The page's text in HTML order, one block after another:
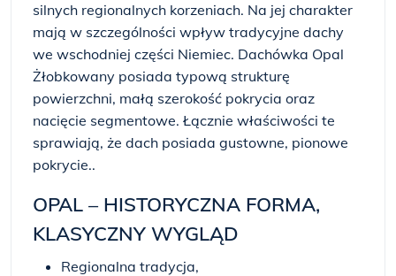
silnych regionalnych korzeniach. Na jej charakter
mają w szczególności wpływ tradycyjne dachy
we wschodniej części Niemiec. Dachówka Opal
Żłobkowany posiada typową strukturę
powierzchni, małą szerokość pokrycia oraz
nacięcie segmentowe. Łącznie właściwości te
sprawiają, że dach posiada gustowne, pionowe
pokrycie..
OPAL – HISTORYCZNA FORMA,
KLASYCZNY WYGLĄD
Regionalna tradycja,